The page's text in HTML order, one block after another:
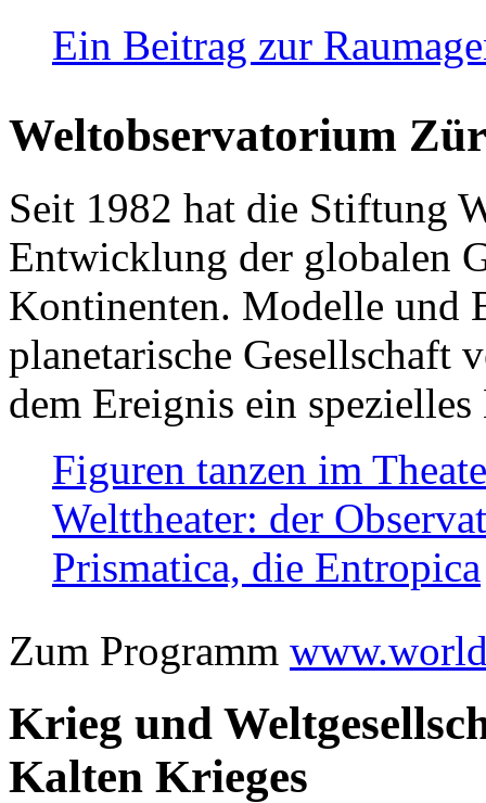
Ein Beitrag zur
Weltobservatorium
Seit 1982 hat die Stiftung
Entwicklung der globalen
Kontinenten. Modelle und
planetarische Gesellschaft
dem Ereignis ein
Figuren tanzen im
Welttheater: der
Prismatica, die Entropica
Zum Programm
Krieg und
Kalten Krieges